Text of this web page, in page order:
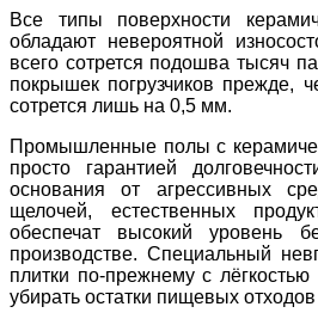
Все типы поверхности
обладают невероятной
всего сотрется подошва тысяч
покрышек погрузчиков прежде,
сотрется лишь на 0,5 мм.
Промышленные полы с
просто гарантией
основания от агрессивных
щелочей, естественных
обеспечат высокий уровень
производстве. Специальный
плитки по-прежнему с
убирать остатки пищевых